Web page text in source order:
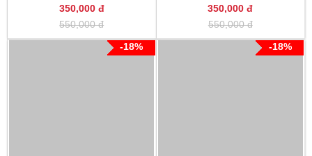
350,000 đ
550,000 đ
350,000 đ
550,000 đ
-18%
-18%